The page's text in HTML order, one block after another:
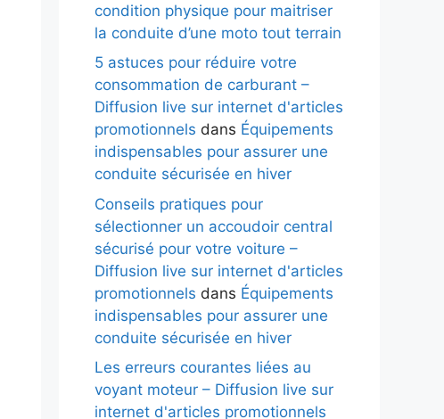
condition physique pour maitriser
la conduite d’une moto tout terrain
5 astuces pour réduire votre
consommation de carburant –
Diffusion live sur internet d'articles
promotionnels dans Équipements
indispensables pour assurer une
conduite sécurisée en hiver
Conseils pratiques pour
sélectionner un accoudoir central
sécurisé pour votre voiture –
Diffusion live sur internet d'articles
promotionnels dans Équipements
indispensables pour assurer une
conduite sécurisée en hiver
Les erreurs courantes liées au
voyant moteur – Diffusion live sur
internet d'articles promotionnels